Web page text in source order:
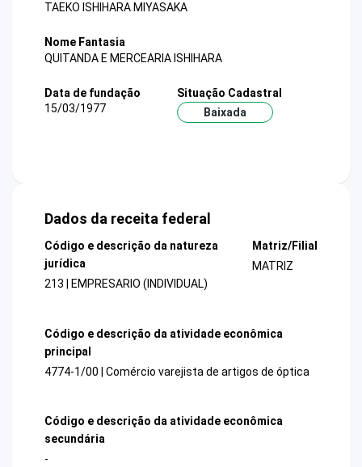
TAEKO ISHIHARA MIYASAKA
Nome Fantasia
QUITANDA E MERCEARIA ISHIHARA
Data de fundação
15/03/1977
Situação Cadastral
Baixada
Dados da receita federal
Código e descrição da natureza
jurídica
213 | EMPRESARIO (INDIVIDUAL)
Matriz/Filial
MATRIZ
Código e descrição da atividade econômica
principal
4774-1/00 | Comércio varejista de artigos de óptica
Código e descrição da atividade econômica
secundária
-